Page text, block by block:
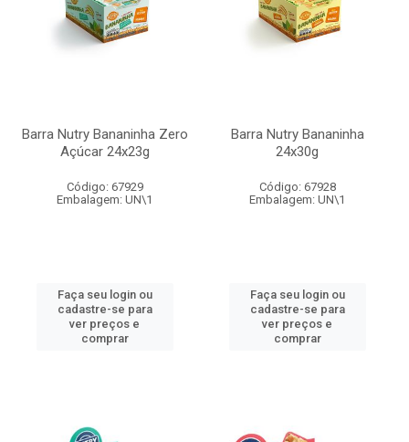
Barra Nutry Bananinha Zero
Açúcar 24x23g
Código: 67929
Embalagem: UN\1
Faça seu login ou
cadastre-se para
ver preços e
comprar
Barra Nutry Bananinha
24x30g
Código: 67928
Embalagem: UN\1
Faça seu login ou
cadastre-se para
ver preços e
comprar